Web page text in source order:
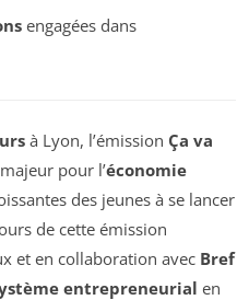
engagées dans
à Lyon, l’émission Ça va
pour l’économie
des jeunes à se lancer
de cette émission
et en collaboration avec Bref
entrepreneurial en